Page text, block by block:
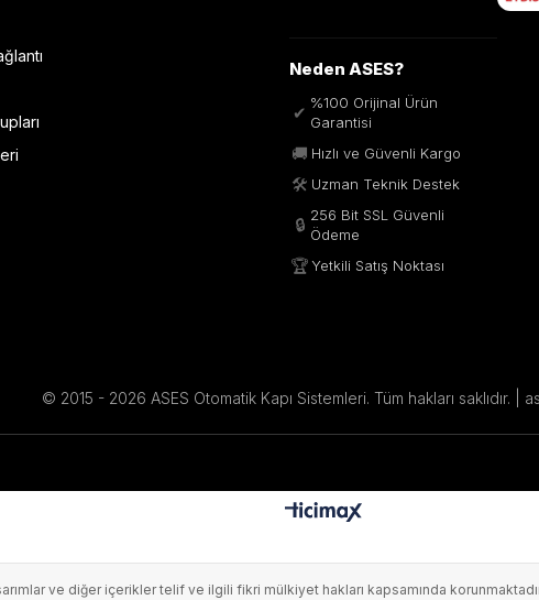
Neden ASES?
✔ %100 Orijinal Ürün
Garantisi
🚚 Hızlı ve Güvenli Kargo
🛠️ Uzman Teknik Destek
🔒 256 Bit SSL Güvenli
Ödeme
🏆Yetkili Satış Noktası
© 2015 - 2026 ASES Otomatik Kapı Sistemleri. Tüm hakları saklıdır. |
ve diğer içerikler telif ve ilgili fikri mülkiyet hakları kapsamında